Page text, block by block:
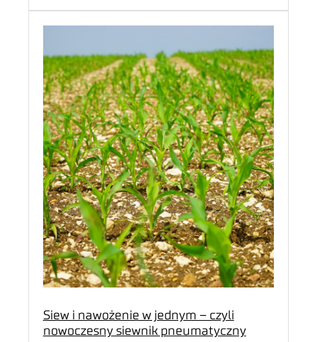
Siew i nawożenie w jednym – czyli
nowoczesny siewnik pneumatyczny